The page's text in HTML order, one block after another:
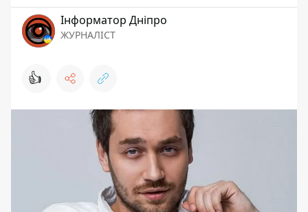
Інформатор Дніпро
ЖУРНАЛІСТ
👍